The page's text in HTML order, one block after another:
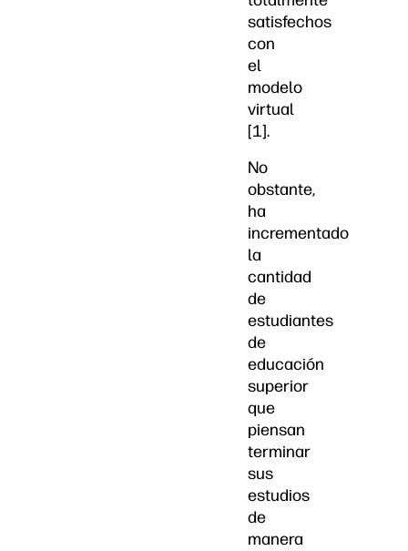
satisfechos
con
el
modelo
virtual
[1].
No
obstante,
ha
incrementado
la
cantidad
de
estudiantes
de
educación
superior
que
piensan
terminar
sus
estudios
de
manera